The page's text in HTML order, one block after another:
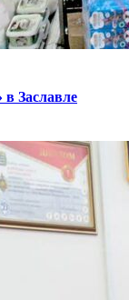
в Заславле